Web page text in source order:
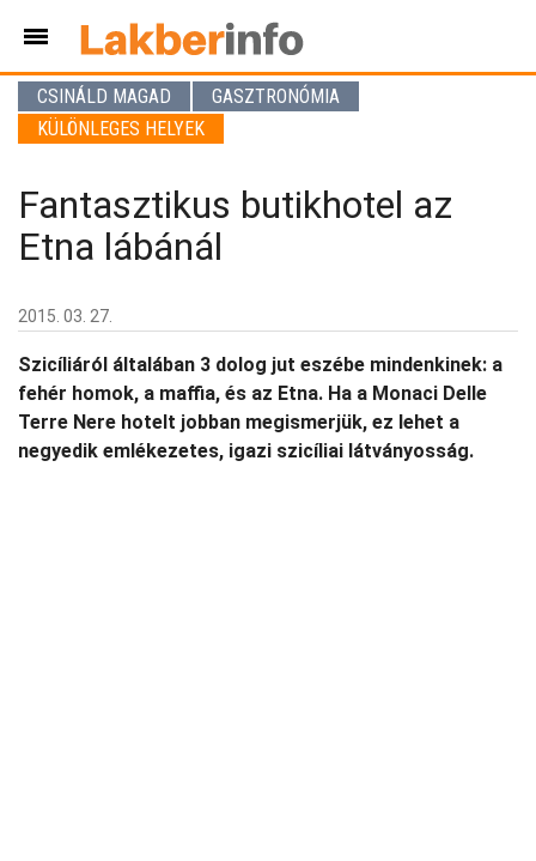
CSINÁLD MAGAD
GASZTRONÓMIA
KÜLÖNLEGES HELYEK
Fantasztikus butikhotel az
Etna lábánál
2015. 03. 27.
Szicíliáról általában 3 dolog jut eszébe mindenkinek: a
fehér homok, a maffia, és az Etna. Ha a Monaci Delle
Terre Nere hotelt jobban megismerjük, ez lehet a
negyedik emlékezetes, igazi szicíliai látványosság.